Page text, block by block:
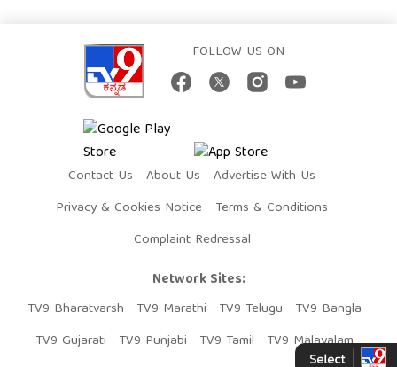
FOLLOW US ON
Contact Us About Us
Advertise With Us
Privacy & Cookies Notice
Terms & Conditions
Complaint Redressal
Network Sites:
TV9 Bharatvarsh
TV9 Marathi TV9 Telugu
TV9 Bangla
TV9 Gujarati
TV9 Punjabi TV9 Tamil
TV9 Malayalam